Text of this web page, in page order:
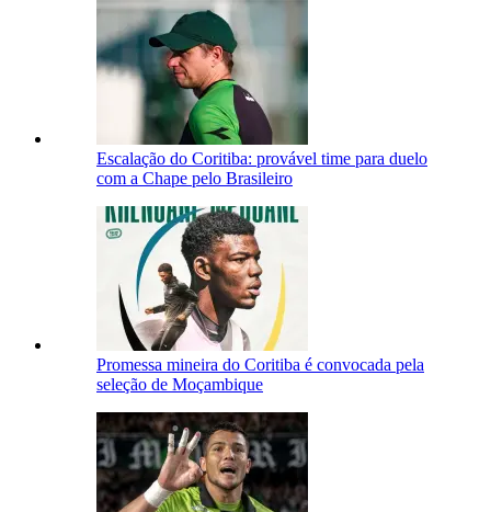
Escalação do Coritiba: provável time para duelo
com a Chape pelo Brasileiro
Promessa mineira do Coritiba é convocada pela
seleção de Moçambique